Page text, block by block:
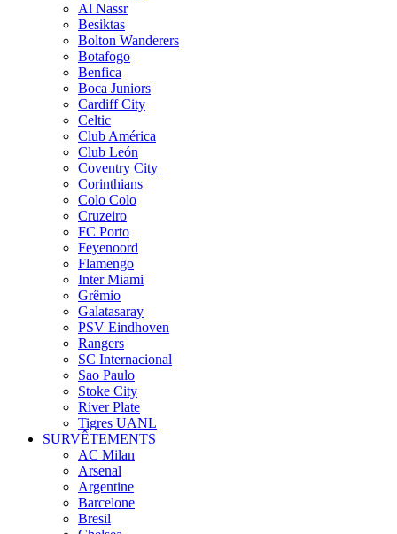
Al Nassr
Besiktas
Bolton Wanderers
Botafogo
Benfica
Boca Juniors
Cardiff City
Celtic
Club América
Club León
Coventry City
Corinthians
Colo Colo
Cruzeiro
FC Porto
Feyenoord
Flamengo
Inter Miami
Grêmio
Galatasaray
PSV Eindhoven
Rangers
SC Internacional
Sao Paulo
Stoke City
River Plate
Tigres UANL
SURVÊTEMENTS
AC Milan
Arsenal
Argentine
Barcelone
Bresil